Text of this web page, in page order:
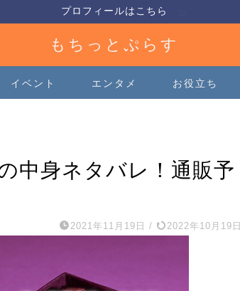
プロフィールはこちら
もちっとぷらす
イベント エンタメ お役立ち
中身ネタバレ！通販予
2021年11月19日 / 2022年10月19日